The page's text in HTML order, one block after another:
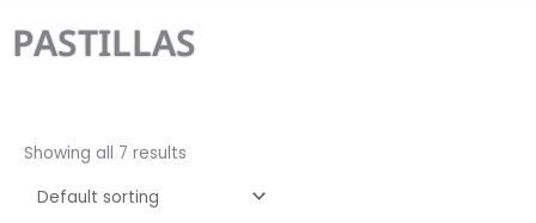
PASTILLAS
Showing all 7 results